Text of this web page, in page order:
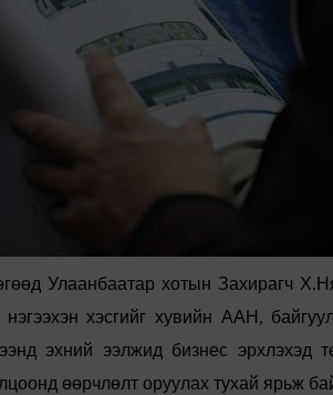
Улаанбаатар хотын Захирагч Х.
нэгээхэн хэсгийг хувийн ААН ,
эхний ээлжид бизнес эрхлэхэд
өөрчлөлт оруулах тухай ярьж